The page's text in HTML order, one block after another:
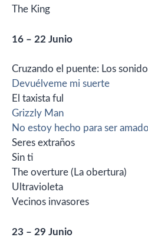
The King
16 – 22 Junio
Cruzando el puente: Los
Devuélveme mi suerte
El taxista ful
Grizzly Man
No estoy hecho para ser amado
Seres extraños
Sin ti
The overture (La obertura)
Ultravioleta
Vecinos invasores
23 – 29 Junio